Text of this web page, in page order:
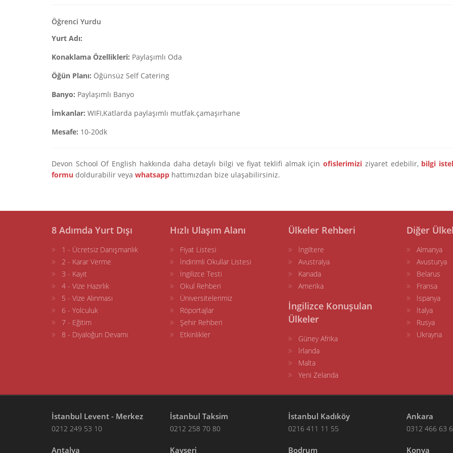
Öğrenci Yurdu
Yurt Adı:
Konaklama Özellikleri: Paylaşımlı Oda
Öğün Planı: Öğünsüz Self Catering
Banyo: Paylaşımlı Banyo
İmkanlar: WIFI,Katlarda paylaşımlı mutfak.çamaşırhane
Mesafe: 10-20dk
Devon School Of English hakkında daha detaylı bilgi ve fiyat teklifi almak içinofislerimizi ziyaret edebilir, bilgi
formu doldurabilir veya whatsapp hattımızdan bize ulaşabilirsiniz.
8 Adımda Yurt Dışı
1 - Ücretsiz Danışmanlık
2 - Karar Verme
3 - Kayıt
4 - Vize Hazırlık
5 - Vize Alınması
6 - Yolculuk
7 - Eğitim
8 - Diyaloğun Devamı
Hızlı Ulaşım Alanı
Fiyat Listesi
İndirimli Okullar Listesi
İngilizce Testi
Okul Rehberi
Üniversitelerimiz
Röportajlar
Şehir Rehberi
Etkinlikler
Ülkeler Rehberi
İngiltere
Avustralya
Kanada
Amerika
İngilizce Konuşulan
Ülkeler
Güney Afrika
İrlanda
Malta
Yeni Zelanda
Diğer
Almanya
Avusturya
Belarus
Fransa
İspanya
İtalya
Rusya
Ukrayna
İstanbul Levent - Merkez
0212 249 53 10
İstanbul Taksim
0212 258 70 80
İstanbul Kadıköy
0216 411 11 55
Ankara
0312 466 63
Antalya Kayseri Bodrum Konya